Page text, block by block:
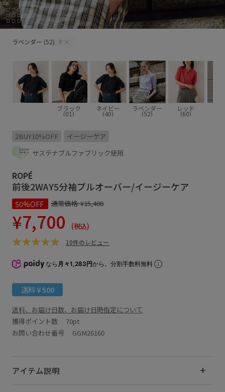
ラベンダー (52) F ×
ブラック
(01)
ネイビー
(40)
ラベンダー
(52)
レッド
(60)
2BUY10%OFF
イージーケア
サステナブルファブリック使用
ROPÉ
前後2WAY5分袖プルオーバー/イージーケア
50%OFF 通常価格:¥15,400
¥7,700 (税込)
10件のレビュー
なら 月々1,283円から。分割手数料無料
送料￥500
送料、お届け日数、お届け日時指定について
獲得ポイント数 70pt
お問い合わせ番号 GGM26160
アイテム説明